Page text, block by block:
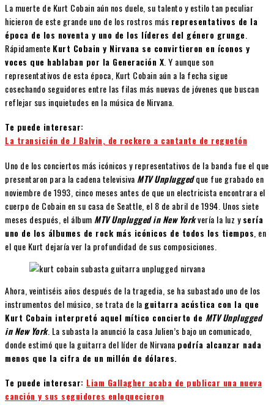
La muerte de Kurt Cobain aún nos duele, su talento y estilo tan peculiar
hicieron de este grande uno de los rostros más representativos de la
época de los noventa y uno de los líderes del género grunge
Rápidamente Kurt Cobain y Nirvana se convirtieron en íconos y
voces que hablaban por la Generación X . Y aunque son
representativos de esta época, Kurt Cobain aún a la fecha sigue
cosechando seguidores entre las filas más nuevas de jóvenes que buscan
reflejar sus inquietudes en la música de Nirvana.
Te puede interesar:
La transición de J Balvin, de rockero a cantante de reguetón
Uno de los conciertos más icónicos y representativos de la banda fue el que
presentaron para la cadena televisiva MTV Unpluggedque fue grabado en
noviembre de 1993, cinco meses antes de que un electricista encontrara el
cuerpo de Cobain en su casa de Seattle, el 8 de abril de 1994. Unos siete
meses después, el álbum MTV Unplugged in New Yorkvería la luz ysería
uno de los álbumes de rock más icónicos de todos los tiempos , en
el que Kurt dejaría ver la profundidad de sus composiciones.
Ahora, veintiséis años después de la tragedia, se ha subastado uno de los
instrumentos del músico, se trata de la guitarra acústica con la que
Kurt Cobain interpretó aquel mítico concierto de MTV Unplugged
in New York. La subasta la anunció la casa Julien’s bajo un comunicado,
donde estimó que la guitarra del líder de Nirvana podría alcanzar nada
menos que la cifra de un millón de dólares.
Te puede interesar: Liam Gallagher acaba de publicar una nueva
canción y sus seguidores enloquecieron